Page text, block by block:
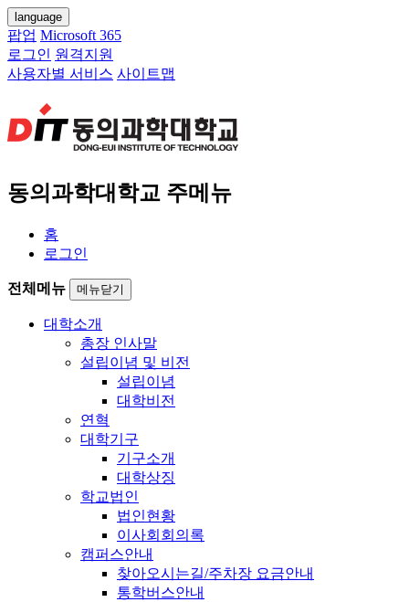
language
팝업 Microsoft 365
로그인 원격지원
사용자별 서비스 사이트맵
동의과학대학교 주메뉴
홈
로그인
전체메뉴 메뉴닫기
대학소개
총장 인사말
설립이념 및 비전
설립이념
대학비전
연혁
대학기구
기구소개
대학상징
학교법인
법인현황
이사회회의록
캠퍼스안내
찾아오시는길/주차장 요금안내
통학버스안내